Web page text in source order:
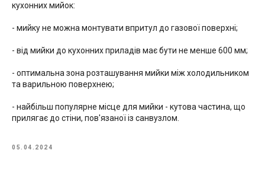
кухонних мийок:
- мийку не можна монтувати впритул до газової поверхні;
- від мийки до кухонних приладів має бути не менше 600 мм;
- оптимальна зона розташування мийки між холодильником
та варильною поверхнею;
- найбільш популярне місце для мийки - кутова частина, що
прилягає до стіни, пов'язаної із санвузлом.
05.04.2024